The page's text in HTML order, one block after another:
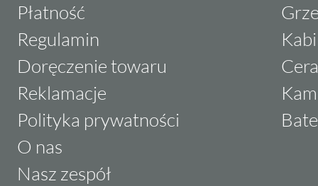
Płatność
Regulamin
Doręczenie towaru
Reklamacje
Polityka prywatności
O nas
Nasz zespół